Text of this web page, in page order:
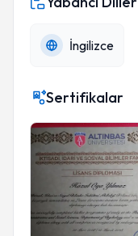
İngilizce
Sertifikalar